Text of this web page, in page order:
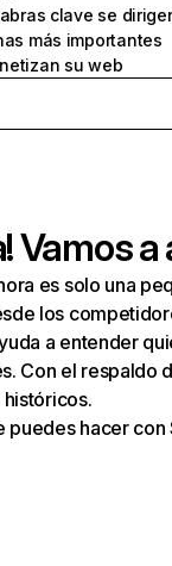
clave se
más importantes
su web
Vamos
es solo una
los
a entender
Con el respaldo
puedes hacer con